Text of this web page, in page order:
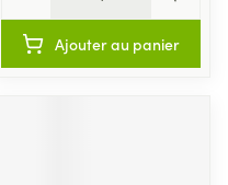
Ajouter au panier